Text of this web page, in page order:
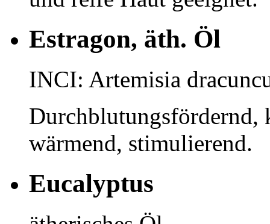
Estragon, äth. Öl
INCI: Artemisia
Durchblutungsfördernd,
wärmend, stimulierend.
Eucalyptus